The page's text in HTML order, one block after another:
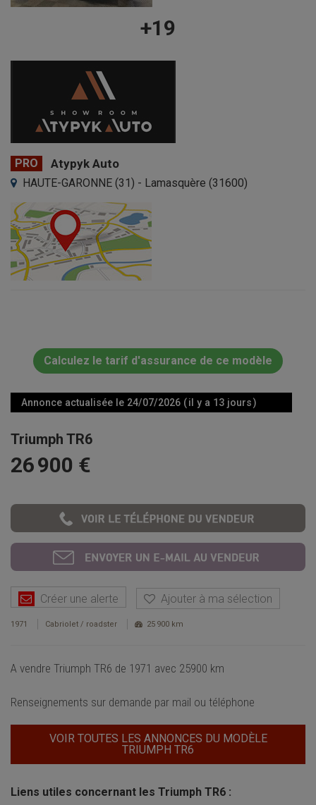
+19
PRO Atypyk Auto
HAUTE-GARONNE (31) - Lamasquère (31600)
Calculez le tarif d'assurance de ce modèle
Annonce actualisée le 24/07/2026 ( il y a 13 jours )
Triumph TR6
26 900 €
Créer une alerte Ajouter à ma sélection
1971 Cabriolet / roadster 25 900 km
A vendre Triumph TR6 de 1971 avec 25900 km
Renseignements sur demande par mail ou téléphone
VOIR TOUTES LES ANNONCES DU MODÈLE
TRIUMPH TR6
Liens utiles concernant les Triumph TR6 :